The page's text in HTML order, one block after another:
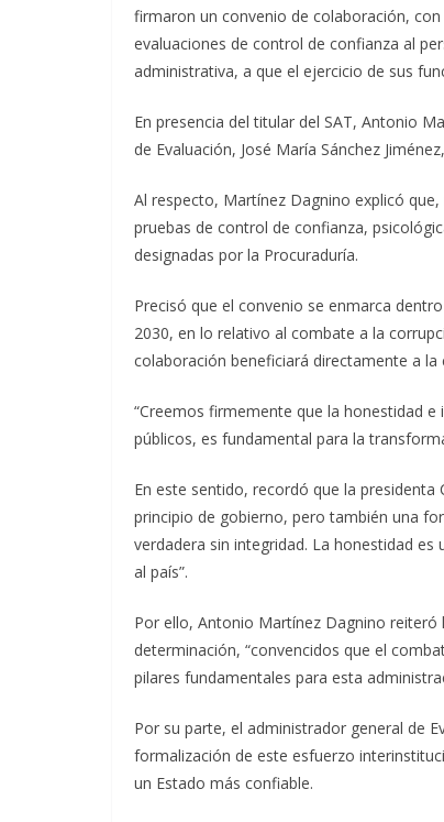
firmaron un convenio de colaboración,
evaluaciones de control de confianza al
administrativa, a que el ejercicio de sus
En presencia del titular del SAT, Antonio
de Evaluación, José María Sánchez
Al respecto, Martínez Dagnino explicó
pruebas de control de confianza,
designadas por la Procuraduría.
Precisó que el convenio se enmarca
2030, en lo relativo al combate a la
colaboración beneficiará directamente a
“Creemos firmemente que la honestidad
públicos, es fundamental para la
En este sentido, recordó que la presidenta
principio de gobierno, pero también una
verdadera sin integridad. La honestidad
al país”.
Por ello, Antonio Martínez Dagnino
determinación, “convencidos que el
pilares fundamentales para esta
Por su parte, el administrador general de
formalización de este esfuerzo
un Estado más confiable.